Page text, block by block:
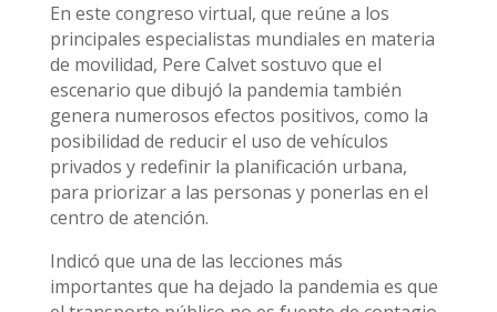
En este congreso virtual, que reúne a los
principales especialistas mundiales en materia
de movilidad, Pere Calvet sostuvo que el
escenario que dibujó la pandemia también
genera numerosos efectos positivos, como la
posibilidad de reducir el uso de vehículos
privados y redefinir la planificación urbana,
para priorizar a las personas y ponerlas en el
centro de atención.
Indicó que una de las lecciones más
importantes que ha dejado la pandemia es que